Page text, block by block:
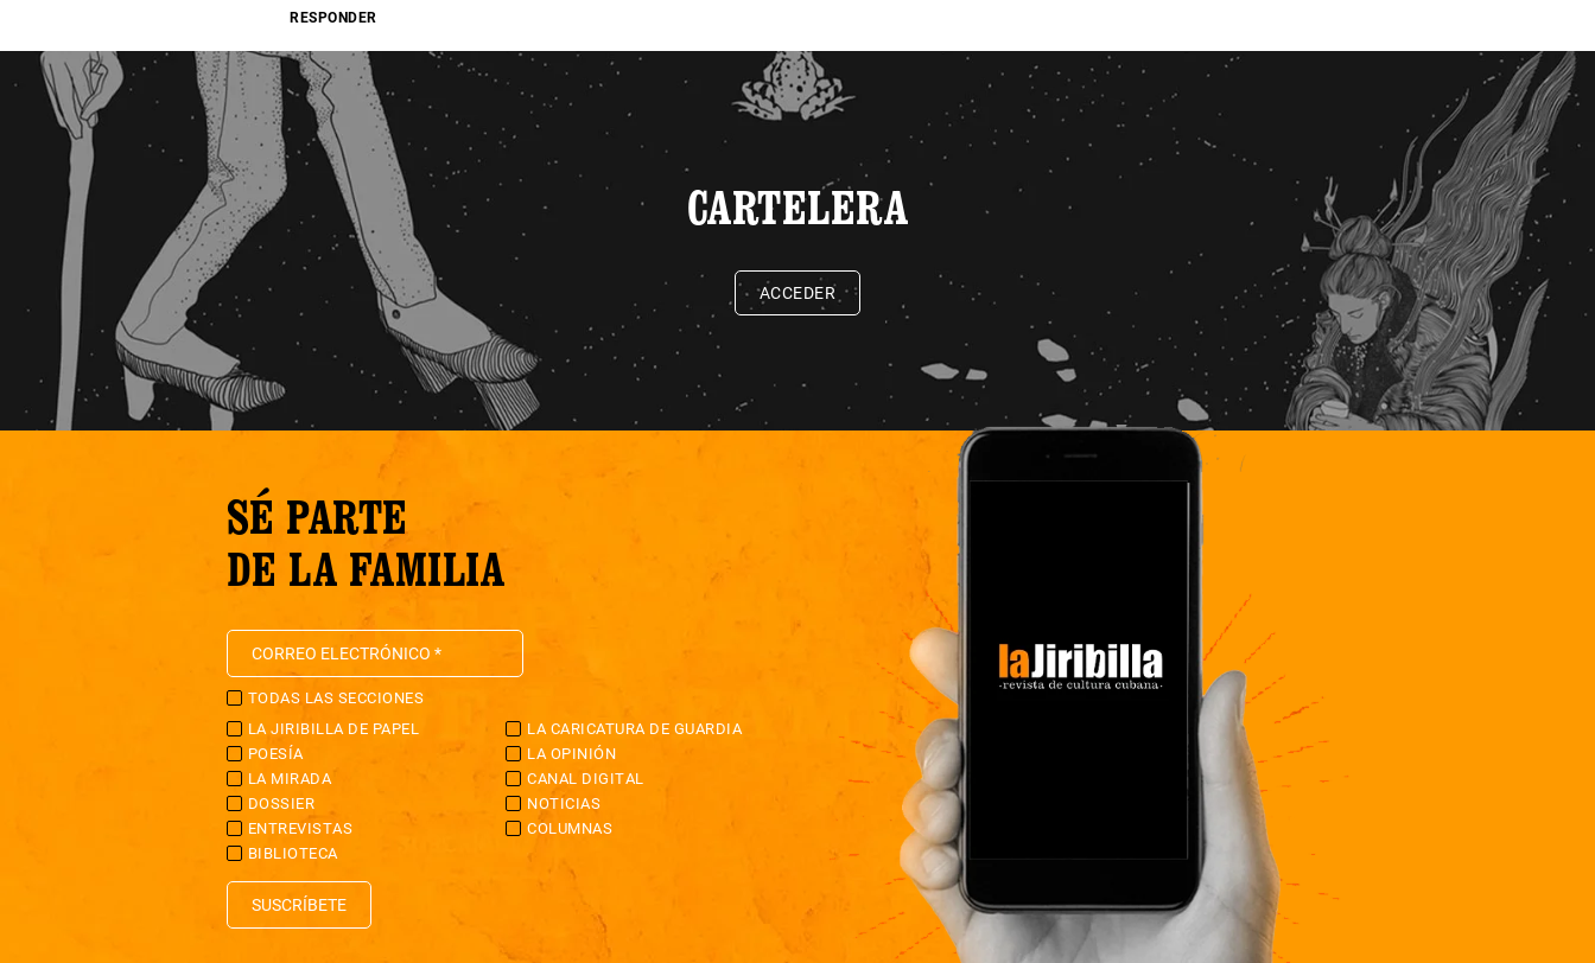
RESPONDER
CARTELERA
ACCEDER
SÉ PARTE
DE LA FAMILIA
TODAS LAS SECCIONES
LA JIRIBILLA DE PAPEL
LA CARICATURA DE GUARDIA
POESÍA
LA OPINIÓN
LA MIRADA
CANAL DIGITAL
DOSSIER
NOTICIAS
ENTREVISTAS
COLUMNAS
BIBLIOTECA
SUSCRÍBETE